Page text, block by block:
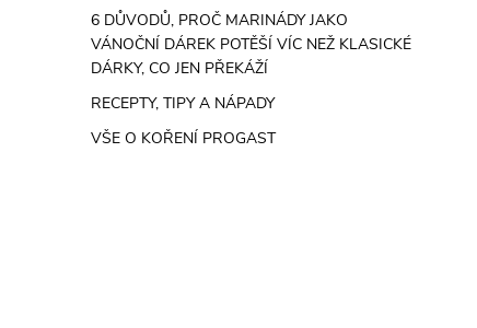
6 DŮVODŮ, PROČ MARINÁDY JAKO
VÁNOČNÍ DÁREK POTĚŠÍ VÍC NEŽ KLASICKÉ
DÁRKY, CO JEN PŘEKÁŽÍ
RECEPTY, TIPY A NÁPADY
VŠE O KOŘENÍ PROGAST